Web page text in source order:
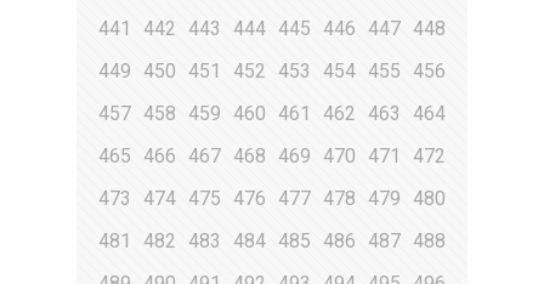
441
442 443 444 445 446 447 448
449
450 451 452 453 454 455
456
457 458 459 460 461 462 463
464
465
466 467 468 469 470 471
472
473
474 475 476 477 478 479
480
481
482 483 484 485 486 487 488